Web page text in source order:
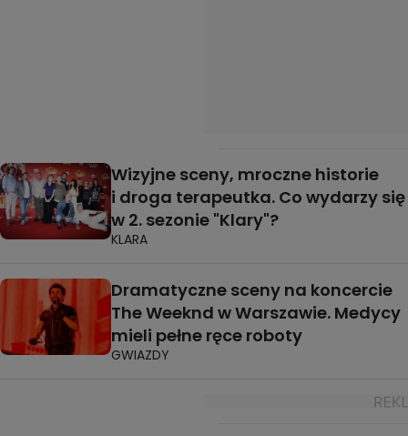
Wizyjne sceny, mroczne historie
i droga terapeutka. Co wydarzy się
w 2. sezonie "Klary"?
KLARA
Dramatyczne sceny na koncercie
The Weeknd w Warszawie. Medycy
mieli pełne ręce roboty
GWIAZDY